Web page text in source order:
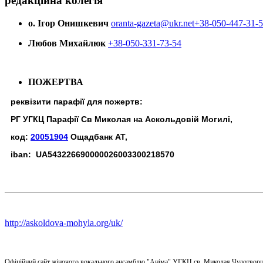
о. Ігор Онишкевич oranta-gazeta@ukr.net+38-050-447-31-
Любов Михайлюк +38-050-331-73-54
ПОЖЕРТВА
реквізити парафії для пожертв:
РГ УГКЦ Парафії Св Миколая на Аскольдовій Могилі,
код: 20051904 Ощадбанк АТ,
iban: UA543226690000026003300218570
http://askoldova-mohyla.org/uk/